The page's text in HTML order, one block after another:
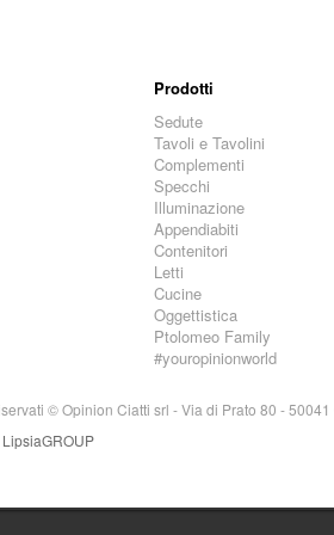
Prodotti
Sedute
Tavoli e Tavolini
Complementi
Specchi
Illuminazione
Appendiabiti
Contenitori
Letti
Cucine
Oggettistica
Ptolomeo Family
#youropinionworld
© Opinion Ciatti srl - Via di Prato 80 -
LipsiaGROUP